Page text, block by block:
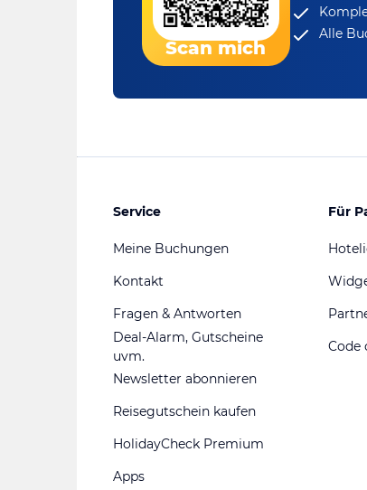
Scan mich
Alle
Service
Meine Buchungen
Kontakt
Fragen & Antworten
Deal-Alarm, Gutscheine
uvm.
Newsletter abonnieren
Reisegutschein kaufen
HolidayCheck Premium
Apps
Für
Code